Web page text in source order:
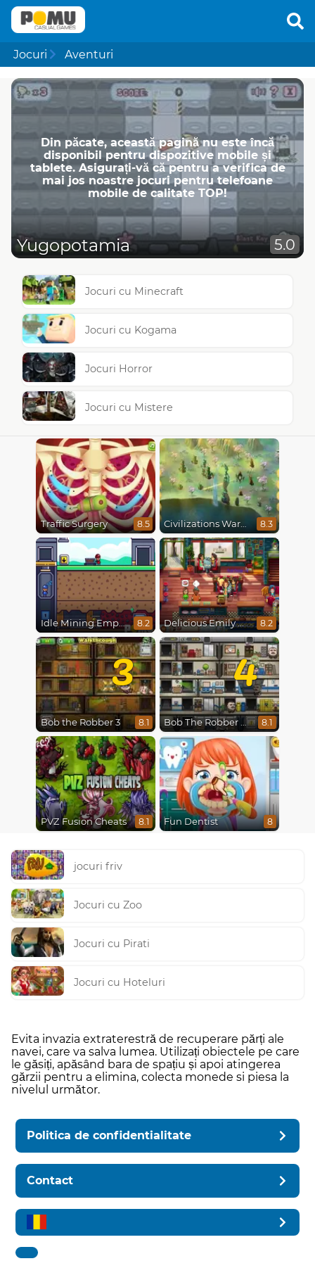
Jocuri Aventuri
Din păcate, această pagină nu este încă
disponibil pentru dispozitive mobile și
tablete. Asigurați-vă că pentru a verifica de
mai jos noastre jocuri pentru telefoane
mobile de calitate TOP!
Yugopotamia 5.0
Jocuri cu Minecraft
Jocuri cu Kogama
Jocuri Horror
Jocuri cu Mistere
Traffic Surgery 8.5 Civilizations Wars Master Edition 8.3
Idle Mining Empire 8.2 Delicious Emily New Beginning 8.2
3
Bob the Robber 3 8.1
4
Bob The Robber 4: Season 2 Russia 8.1
PVZ Fusion Cheats 8.1 Fun Dentist 8
jocuri friv
Jocuri cu Zoo
Jocuri cu Pirati
Jocuri cu Hoteluri
Evita invazia extraterestră de recuperare părți ale
navei, care va salva lumea. Utilizați obiectele pe care
le găsiți, apăsând bara de spațiu și apoi atingerea
gărzii pentru a elimina, colecta monede si piesa la
nivelul următor.
Politica de confidentialitate
Contact